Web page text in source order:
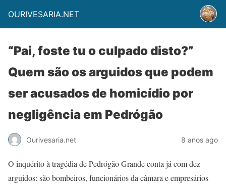
OURIVESARIA.NET
“Pai, foste tu o culpado disto?”
Quem são os arguidos que podem
ser acusados de homicídio por
negligência em Pedrógão
Ourivesaria.net 8 anos ago
O inquérito à tragédia de Pedrógão Grande conta já com dez
arguidos: são bombeiros, funcionários da câmara e empresários